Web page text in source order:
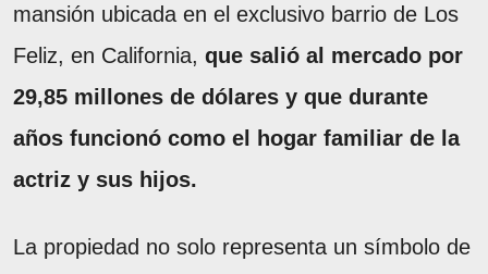
mansión ubicada en el exclusivo barrio de Los
Feliz, en California, que salió al mercado por
29,85 millones de dólares y que durante
años funcionó como el hogar familiar de la
actriz y sus hijos.
La propiedad no solo representa un símbolo de